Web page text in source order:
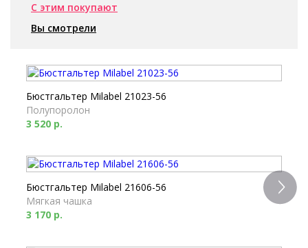
С этим покупают
Вы смотрели
Бюстгальтер Milabel 21023-56
Полупоролон
3 520 р.
Бюстгальтер Milabel 21606-56
Мягкая чашка
3 170 р.